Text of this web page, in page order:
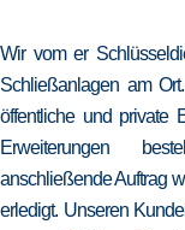
Wir vom er
Schließanlagen am
öffentliche und private
Erweiterungen
anschließende Auftrag
erledigt. Unseren